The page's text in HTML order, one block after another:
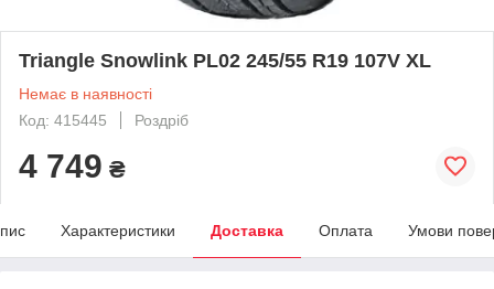
Triangle Snowlink PL02 245/55 R19 107V XL
Немає в наявності
Код: 415445
Роздріб
4 749 ₴
Характеристики Доставка Оплата Умови